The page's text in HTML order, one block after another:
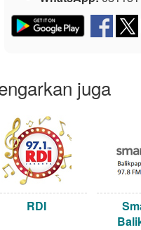
juga
RDI